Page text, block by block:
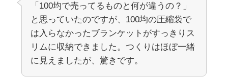
「100均で売ってるものと何が違うの？」
と思っていたのですが、100均の圧縮袋で
は入らなかったブランケットがすっきりス
リムに収納できました。つくりはほぼ一緒
に見えましたが、驚きです。